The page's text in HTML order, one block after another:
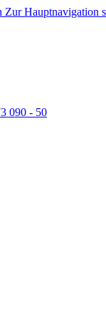
Zur Hauptnavigation
090 - 50